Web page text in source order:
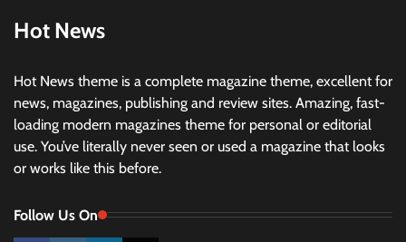
Hot News
Hot News theme is a complete magazine theme, excellent for
news, magazines, publishing and review sites. Amazing, fast-
loading modern magazines theme for personal or editorial
use. You’ve literally never seen or used a magazine that looks
or works like this before.
Follow Us On